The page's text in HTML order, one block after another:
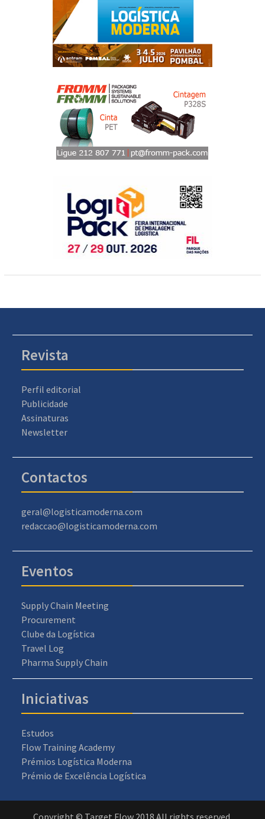
Revista
Perfil editorial
Publicidade
Assinaturas
Newsletter
Contactos
geral@logisticamoderna.com
redaccao@logisticamoderna.com
Eventos
Supply Chain Meeting
Procurement
Clube da Logística
Travel Log
Pharma Supply Chain
Iniciativas
Estudos
Flow Training Academy
Prémios Logística Moderna
Prémio de Excelência Logística
Copyright © Target Flow 2018 All rights reserved.